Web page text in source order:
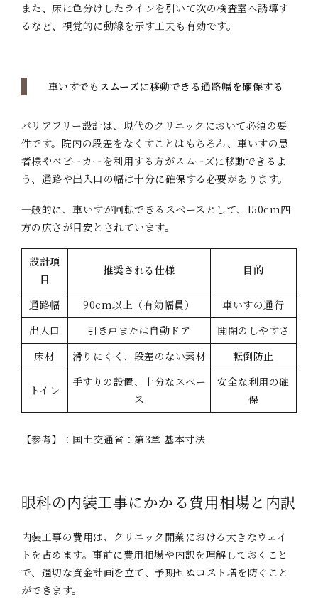
また、床に色分けしたラインを引いて次の検査室へ誘導す
るなど、視覚的に動線を示す工夫も有効です。
車いすでもスムーズに移動できる通路幅を確保する
バリアフリー設計は、現代のクリニックにおいて必須の要
件です。院内の段差をなくすことはもちろん、車いすの患
者様やベビーカーを利用する方がスムーズに移動できるよ
う、通路や出入口の幅は十分に確保する必要があります。
一般的に、車いすが回転できるスペースとして、150cm四
方の広さが目安とされています。
設計項
目
推奨される仕様 目的
通路幅 90cm以上（有効幅員）
車いすの通行
出入口
引き戸または自動ドア
開閉のしやすさ
床材
滑りにくく、段差のない素材 転倒防止
トイレ
手すりの設置、十分なスペー
ス
安全な利用の確
保
【参考】： 国土交通省：第3章 基本寸法
眼科の内装工事にかかる費用相場と内訳
内装工事の費用は、クリニック開業における大きなウェイ
トを占めます。事前に費用相場や内訳を理解しておくこと
で、適切な資金計画を立て、予期せぬコスト増を防ぐこと
ができます。